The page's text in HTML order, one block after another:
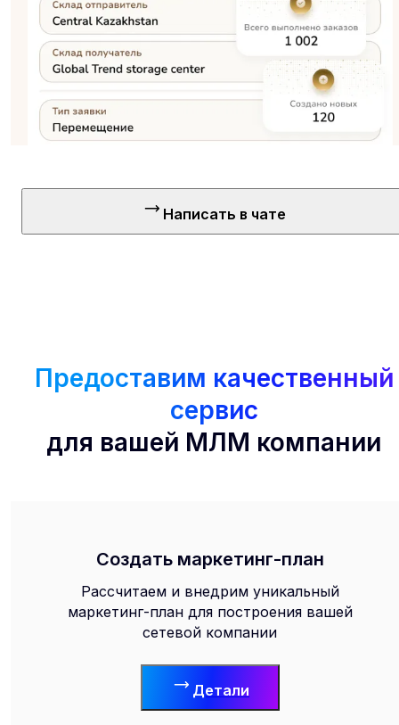
Написать в чате
Предоставим качественный
сервис
для вашей МЛМ компании
Создать маркетинг-план
Рассчитаем и внедрим уникальный
маркетинг-план для построения вашей
сетевой компании
Детали